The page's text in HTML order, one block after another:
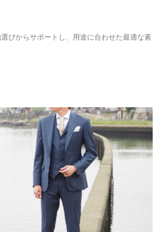
びからサポートし、用途に合わせた最適な素